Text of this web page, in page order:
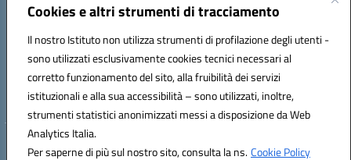
Cookies e altri strumenti di tracciamento
Il nostro Istituto non utilizza strumenti di profilazione degli utenti -
sono utilizzati esclusivamente cookies tecnici necessari al
corretto funzionamento del sito, alla fruibilità dei servizi
istituzionali e alla sua accessibilità – sono utilizzati, inoltre,
strumenti statistici anonimizzati messi a disposizione da Web
Analytics Italia.
Per saperne di più sul nostro sito, consulta la ns.Cookie Policy
Supporto piattaforme DDI (creazione account e rigenerazione credenziali)
supporto_gsuite@itiscannizzarocolleferro.it
Microsoft Office 365 (Teams):
supporto_office365@cannizzaro.onmicrosoft.com
Hosting & Powered by 3D Solution S.r.l.